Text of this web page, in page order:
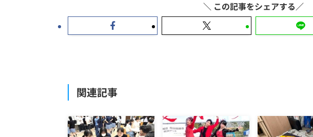
関連記事